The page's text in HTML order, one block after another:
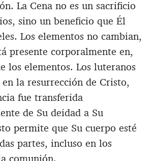
La Cena no es un sacrificio
sino un beneficio que Él
Los elementos no cambian,
presente corporalmente en,
los elementos. Los luteranos
la resurrección de Cristo,
fue transferida
de Su deidad a Su
permite que Su cuerpo esté
partes, incluso en los